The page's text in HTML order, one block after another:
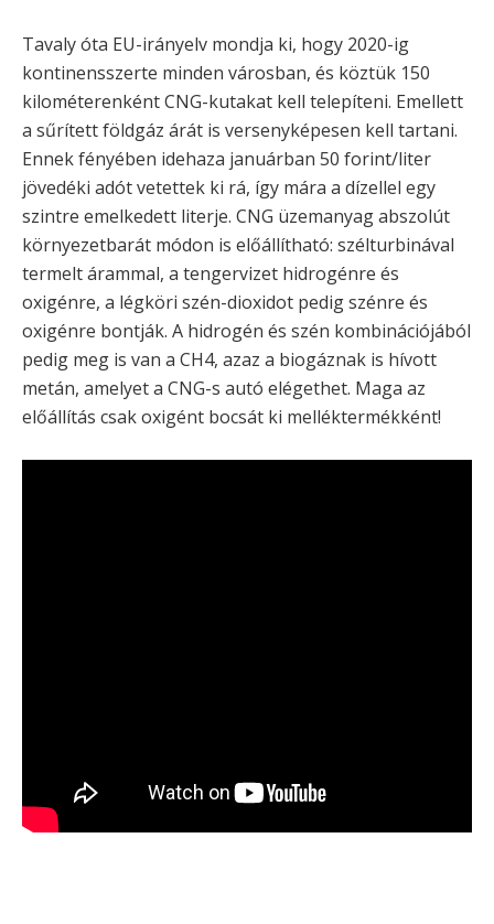
Tavaly óta EU-irányelv mondja ki, hogy 2020-ig
kontinensszerte minden városban, és köztük 150
kilométerenként CNG-kutakat kell telepíteni. Emellett
a sűrített földgáz árát is versenyképesen kell tartani.
Ennek fényében idehaza januárban 50 forint/liter
jövedéki adót vetettek ki rá, így mára a dízellel egy
szintre emelkedett literje. CNG üzemanyag abszolút
környezetbarát módon is előállítható: szélturbinával
termelt árammal, a tengervizet hidrogénre és
oxigénre, a légköri szén-dioxidot pedig szénre és
oxigénre bontják. A hidrogén és szén kombinációjából
pedig meg is van a CH4, azaz a biogáznak is hívott
metán, amelyet a CNG-s autó elégethet. Maga az
előállítás csak oxigént bocsát ki melléktermékként!